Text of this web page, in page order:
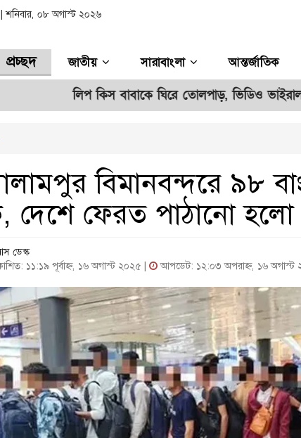
শনিবার, ০৮ অগাস্ট ২০২৬
প্রচ্ছদ জাতীয় সারাবাংলা আন্তর্জাতিক
লিপ কিস বাবাকে ঘিরে তোলপাড়, ভিডিও ভাইরাল **
বিমানবন্দরে ৯৮
ফেরত পাঠানো হলো
ডেস্ক
১১:১৯ পূর্বাহ্ন, ১৬ অগাস্ট ২০২৫ |
আপডেট: ১২:০৩ অপরাহ্ন, ১৬ অগাস্ট